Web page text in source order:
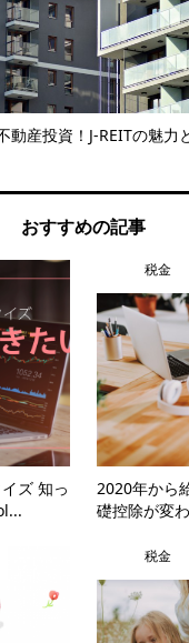
動産投資！J-REITの魅力
おすすめの記事
ズ 知っ
税金
2020年から
礎控除が変
税金